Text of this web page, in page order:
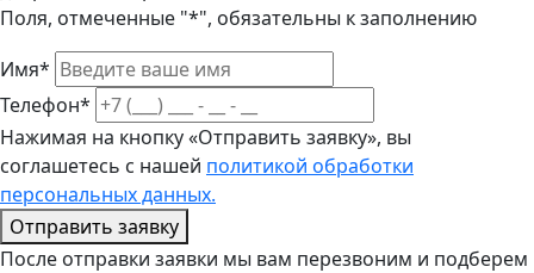
Поля, отмеченные "*", обязательны к заполнению
Имя*
Телефон*
Нажимая на кнопку «Отправить заявку», вы
соглашетесь с нашей политикой обработки
персональных данных.
Отправить заявку
После отправки заявки мы вам перезвоним и подберем